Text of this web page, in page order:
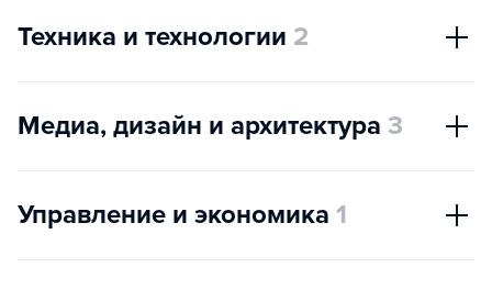
Техника и технологии 2
Медиа, дизайн и архитектура 3
Управление и экономика 1